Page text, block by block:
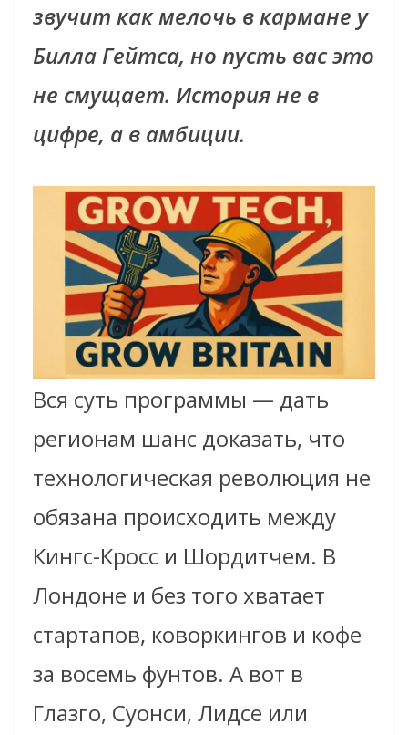
звучит как мелочь в кармане у
Билла Гейтса, но пусть вас это
не смущает. История не в
цифре, а в амбиции.
Вся суть программы — дать
регионам шанс доказать, что
технологическая революция не
обязана происходить между
Кингс-Кросс и Шордитчем. В
Лондоне и без того хватает
стартапов, коворкингов и кофе
за восемь фунтов. А вот в
Глазго, Суонси, Лидсе или